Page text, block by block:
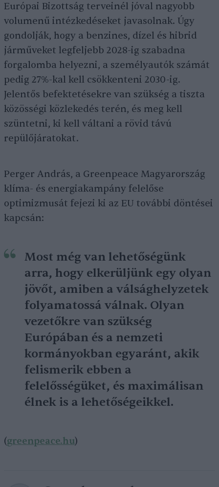
Európai Bizottság terveinél jóval nagyobb
volumenű intézkedéseket javasolnak. Úgy
gondolják, hogy a benzines, dízel és hibrid
járműveket legfeljebb 2028-ig szabadna
forgalomba helyezni, a személyautók számát
pedig 27%-kal kell csökkenteni 2030-ig.
Jelentős befektetésekre van szükség a tiszta
közösségi közlekedés terén, és meg kell
szüntetni, ki kell váltani a rövid távú
repülőjáratokat.
Perger András, a Greenpeace Magyarország
klíma- és energiakampány felelőse
optimizmusát fejezi ki az EU további döntései
kapcsán:
Most még van lehetőségünk
arra, hogy elkerüljünk egy olyan
jövőt, amiben a válsághelyzetek
folyamatossá válnak. Olyan
vezetőkre van szükség
Európában és a nemzeti
kormányokban egyaránt, akik
felismerik ebben a
felelősségüket, és maximálisan
élnek is a lehetőségeikkel.
(greenpeace.hu)